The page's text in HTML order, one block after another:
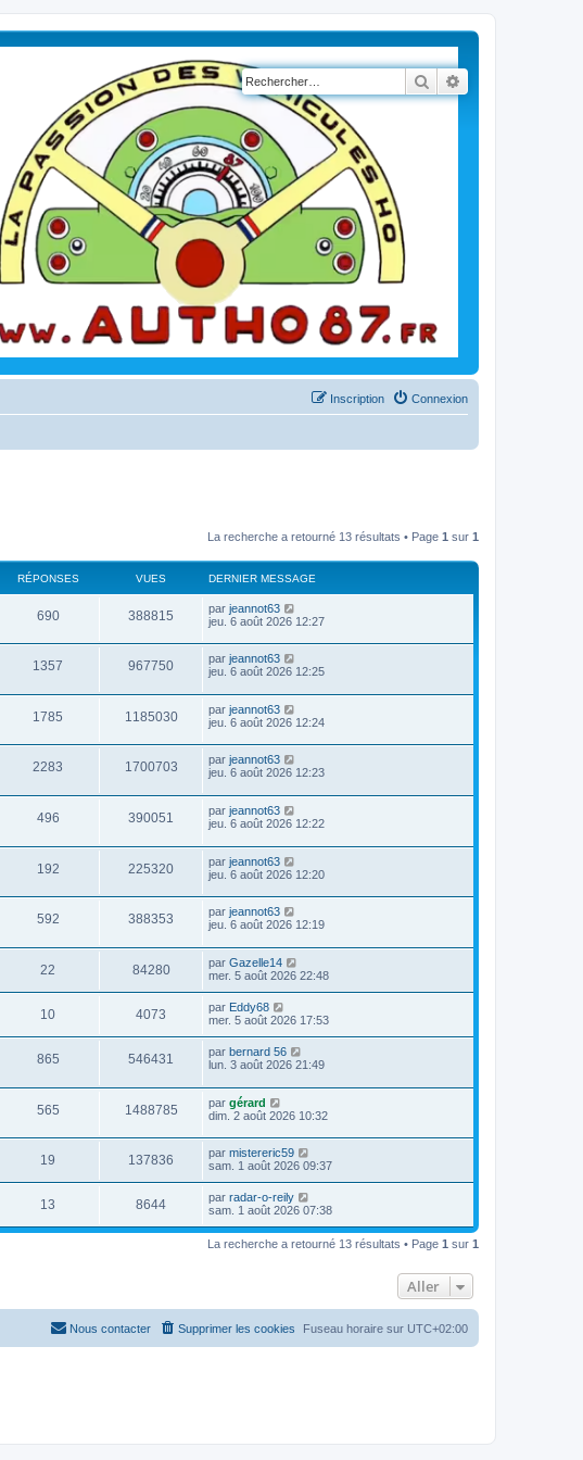
Rechercher
Connexion
Inscription
La recherche a retourné 13 résultats • Page 1 sur 1
RÉPONSES VUES DERNIER MESSAGE
690 388815 par jeannot63
jeu. 6 août 2026 12:27
1357 967750 par jeannot63
jeu. 6 août 2026 12:25
1785 1185030 par jeannot63
jeu. 6 août 2026 12:24
2283 1700703 par jeannot63
jeu. 6 août 2026 12:23
496 390051 par jeannot63
jeu. 6 août 2026 12:22
192 225320 par jeannot63
jeu. 6 août 2026 12:20
592 388353 par jeannot63
jeu. 6 août 2026 12:19
22 84280 par Gazelle14
mer. 5 août 2026 22:48
10 4073 par Eddy68
mer. 5 août 2026 17:53
865 546431 par bernard 56
lun. 3 août 2026 21:49
565 1488785 par gérard
dim. 2 août 2026 10:32
19 137836 par mistereric59
sam. 1 août 2026 09:37
13 8644 par radar-o-reily
sam. 1 août 2026 07:38
La recherche a retourné 13 résultats • Page 1 sur 1
Aller
Fuseau horaire sur UTC+02:00
Supprimer les cookies
Nous contacter